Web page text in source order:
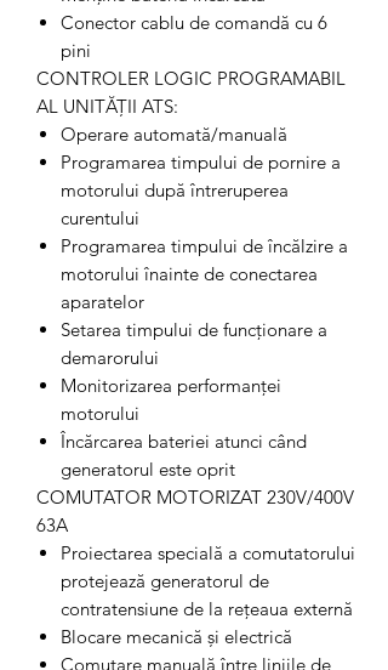
Conector cablu de comandă cu 6
pini
CONTROLER LOGIC PROGRAMABIL
AL UNITĂȚII ATS:
Operare automată/manuală
Programarea timpului de pornire a
motorului după întreruperea
curentului
Programarea timpului de încălzire a
motorului înainte de conectarea
aparatelor
Setarea timpului de funcționare a
demarorului
Monitorizarea performanței
motorului
Încărcarea bateriei atunci când
generatorul este oprit
COMUTATOR MOTORIZAT 230V/400V
63A
Proiectarea specială a comutatorului
protejează generatorul de
contratensiune de la rețeaua externă
Blocare mecanică și electrică
Comutare manuală între liniile de